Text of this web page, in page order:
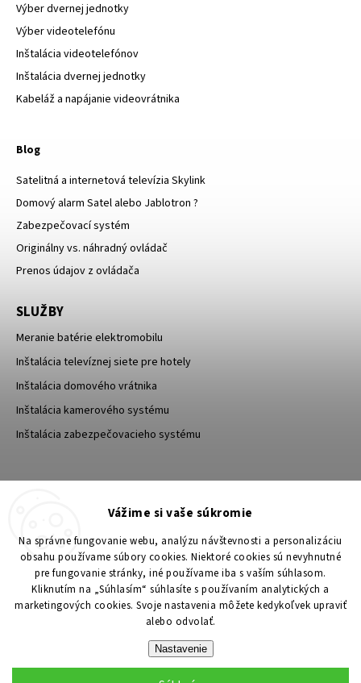
Vážime si vaše súkromie
Na správne fungovanie webu, analýzu návštevnosti a personalizáciu
obsahu používame súbory cookies. Niektoré cookies sú nevyhnutné
pre fungovanie stránky, iné používame iba s vaším súhlasom.
Kliknutím na „Súhlasím“ súhlasíte s používaním analytických a
marketingových cookies. Svoje nastavenia môžete kedykoľvek upraviť
alebo odvolať.
Nastavenie
Výber dvernej jednotky
Výber videotelefónu
Inštalácia videotelefónov
Inštalácia dvernej jednotky
Kabeláž a napájanie videovrátnika
Blog
Satelitná a internetová televízia Skylink
Domový alarm Satel alebo Jablotron ?
Zabezpečovací systém
Originálny vs. náhradný ovládač
Prenos údajov z ovládača
SLUŽBY
Meranie batérie elektromobilu
Inštalácia televíznej siete pre hotely
Inštalácia domového vrátnika
Inštalácia kamerového systému
Inštalácia zabezpečovacieho systému